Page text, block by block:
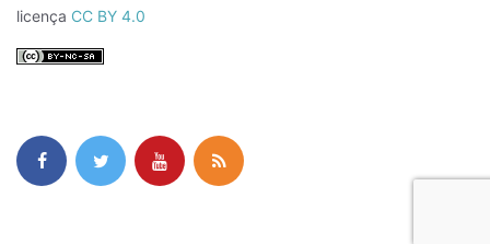
licença CC BY 4.0